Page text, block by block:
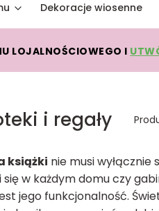
Dekoracje wiosenne
LOJALNOŚCIOWEGO I
i regały
książki nie musi
w każdym domu czy
jego funkcjonalność.